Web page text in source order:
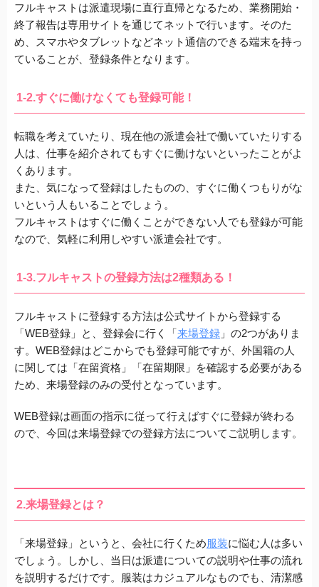
フルキャストは派遣現場に直行直帰となるため、 業務開始・
終了報告は専用サイトを通じてネットで行います。 そのた
め、スマホやタブレットなどネット通信のできる端末を持っ
ていることが、登録条件となります。
1-2.すぐに働けなくても登録可能！
転職を考えていたり、現在他の派遣会社で働いていたりする
人は、仕事を紹介されてもすぐに働けないといったことがよ
くあります。
また、気になって登録はしたものの、すぐに働くつもりがな
いという人もいることでしょう。
フルキャストはすぐに働くことができない人でも登録が可能
なので、気軽に利用しやすい派遣会社です。
1-3.フルキャストの登録方法は2種類ある！
フルキャストに登録する方法は公式サイトから登録する
「WEB登録」
と、登録会に行く 「来場登録 」 の2つがありま
す。WEB登録はどこからでも登録可能ですが、 外国籍の人
に関しては「在留資格」「在留期限」を確認する必要がある
ため、来場登録のみの受付となっています。
WEB登録は画面の指示に従って行えばすぐに登録が終わる
ので、今回は来場登録での登録方法についてご説明します。
2.来場登録とは？
「来場登録」 というと、会社に行くため服装に悩む人は多い
でしょう。しかし、当日は派遣についての説明や仕事の流れ
を説明するだけです。
服装はカジュアルなものでも、清潔感